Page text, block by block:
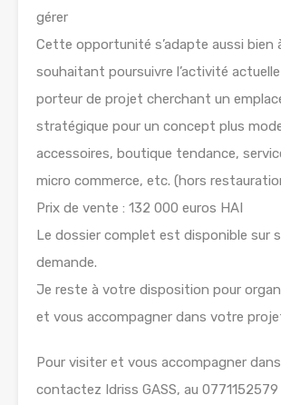
gérer
Cette opportunité s’adapte aussi bien
souhaitant poursuivre l’activité actuelle
porteur de projet cherchant un
stratégique pour un concept plus
accessoires, boutique tendance,
micro commerce, etc. (hors
Prix de vente : 132 000 euros HAI
Le dossier complet est disponible sur
demande.
Je reste à votre disposition pour
et vous accompagner dans votre
Pour visiter et vous accompagner
contactez Idriss GASS, au